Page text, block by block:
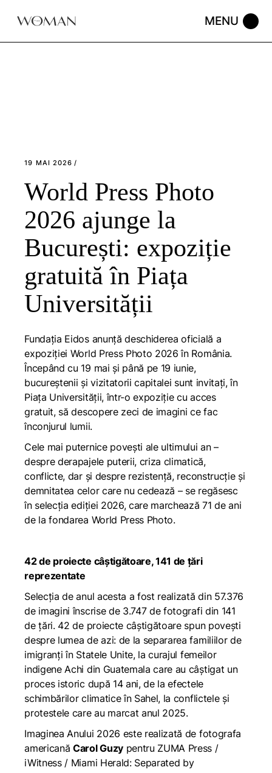
19 MAI 2026
World Press Photo
2026 ajunge la
București: expoziție
gratuită în Piața
Universității
Fundația Eidos anunță deschiderea oficială a
expoziției World Press Photo 2026 în România.
Începând cu 19 mai și până pe 19 iunie,
bucureștenii și vizitatorii capitalei sunt invitați, în
Piața Universității, într-o expoziție cu acces
gratuit, să descopere zeci de imagini ce fac
înconjurul lumii.
Cele mai puternice povești ale ultimului an –
despre derapajele puterii, criza climatică,
conflicte, dar și despre rezistență, reconstrucție și
demnitatea celor care nu cedează – se regăsesc
în selecția ediției 2026, care marchează 71 de ani
de la fondarea World Press Photo.
42 de proiecte câștigătoare, 141 de țări
reprezentate
Selecția de anul acesta a fost realizată din 57.376
de imagini înscrise de 3.747 de fotografi din 141
de țări. 42 de proiecte câștigătoare spun povești
despre lumea de azi: de la separarea familiilor de
imigranți în Statele Unite, la curajul femeilor
indigene Achi din Guatemala care au câștigat un
proces istoric după 14 ani, de la efectele
schimbărilor climatice în Sahel, la conflictele și
protestele care au marcat anul 2025.
Imaginea Anului 2026 este realizată de fotografa
americanăCarol Guzypentru ZUMA Press /
iWitness / Miami Herald: Separated by